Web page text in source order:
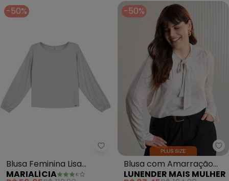
-50%
Marialícia - Blusa Feminina
Blusa Feminina Lisa
Manga Bufante (Cinza)
MARIALÍCIA
-50%
Blusa com Amarração
Plus Size (Cinza)
LUNENDER MAIS MULHER